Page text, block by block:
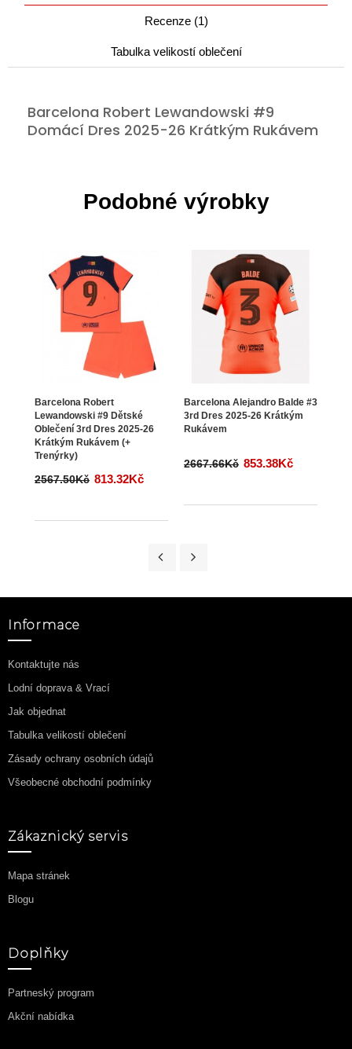
Recenze (1)
Tabulka velikostí oblečení
Barcelona Robert Lewandowski #9
Domácí Dres 2025-26 Krátkým Rukávem
Podobné výrobky
Barcelona Robert
Lewandowski #9 Dětské
Oblečení 3rd Dres 2025-26
Krátkým Rukávem (+
Trenýrky)
2567.50Kč 813.32Kč
Barcelona Alejandro Balde #3
3rd Dres 2025-26 Krátkým
Rukávem
2667.66Kč 853.38Kč
Informace
Kontaktujte nás
Lodní doprava & Vrací
Jak objednat
Tabulka velikostí oblečení
Zásady ochrany osobních údajů
Všeobecné obchodní podmínky
Zákaznický servis
Mapa stránek
Blogu
Doplňky
Partneský program
Akční nabídka